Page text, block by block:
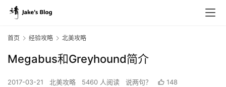
首页 经验攻略 北美攻略
Megabus和Greyhound简介
2017-03-21 北美攻略 5460 人阅读 说两句？ 148